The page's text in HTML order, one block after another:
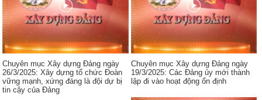
Chuyên mục Xây dựng Đảng ngày
26/3/2025: Xây dựng tổ chức Đoàn
vững mạnh, xứng đáng là đội dự bị
tin cậy của Đảng
Chuyên mục Xây dựng Đảng ngày
19/3/2025: Các Đảng ủy mới thành
lập đi vào hoạt động ổn định